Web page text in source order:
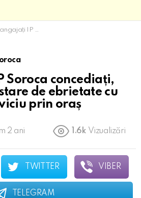
după ce au în stare de ebrietate cu mașina de serviciu prin oraș
Soroca concediați,
de ebrietate cu
prin oraș
2 ani 1.6k Vizualizări
TWITTER VIBER
TELEGRAM